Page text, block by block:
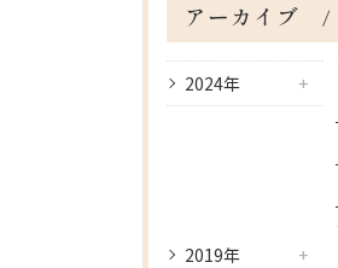
アーカイブ
2024年
2019年